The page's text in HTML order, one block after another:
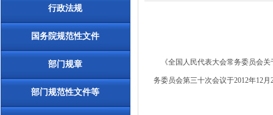
行政法规
国务院规范性文件
部门规章
部门规范性文件等
《全国人民代表大会常务委员会关
务委员会第三十次会议于2012年12